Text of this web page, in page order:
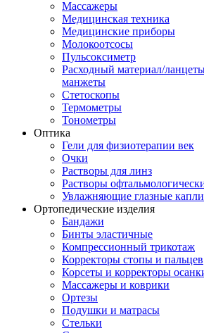
Массажеры
Медицинская техника
Медицинские приборы
Молокоотсосы
Пульсоксиметр
Расходный материал/
манжеты
Стетоскопы
Термометры
Тонометры
Оптика
Гели для физиотерапии век
Очки
Растворы для линз
Растворы
Увлажняющие глазные капли
Ортопедические изделия
Бандажи
Бинты эластичные
Компрессионный трикотаж
Корректоры стопы и пальцев
Корсеты и корректоры
Массажеры и коврики
Ортезы
Подушки и матрасы
Стельки